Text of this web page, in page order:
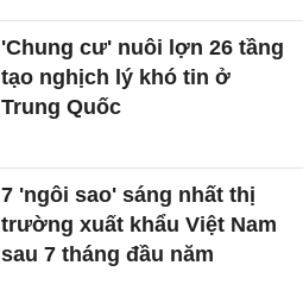
'Chung cư' nuôi lợn 26 tầng
tạo nghịch lý khó tin ở
Trung Quốc
7 'ngôi sao' sáng nhất thị
trường xuất khẩu Việt Nam
sau 7 tháng đầu năm